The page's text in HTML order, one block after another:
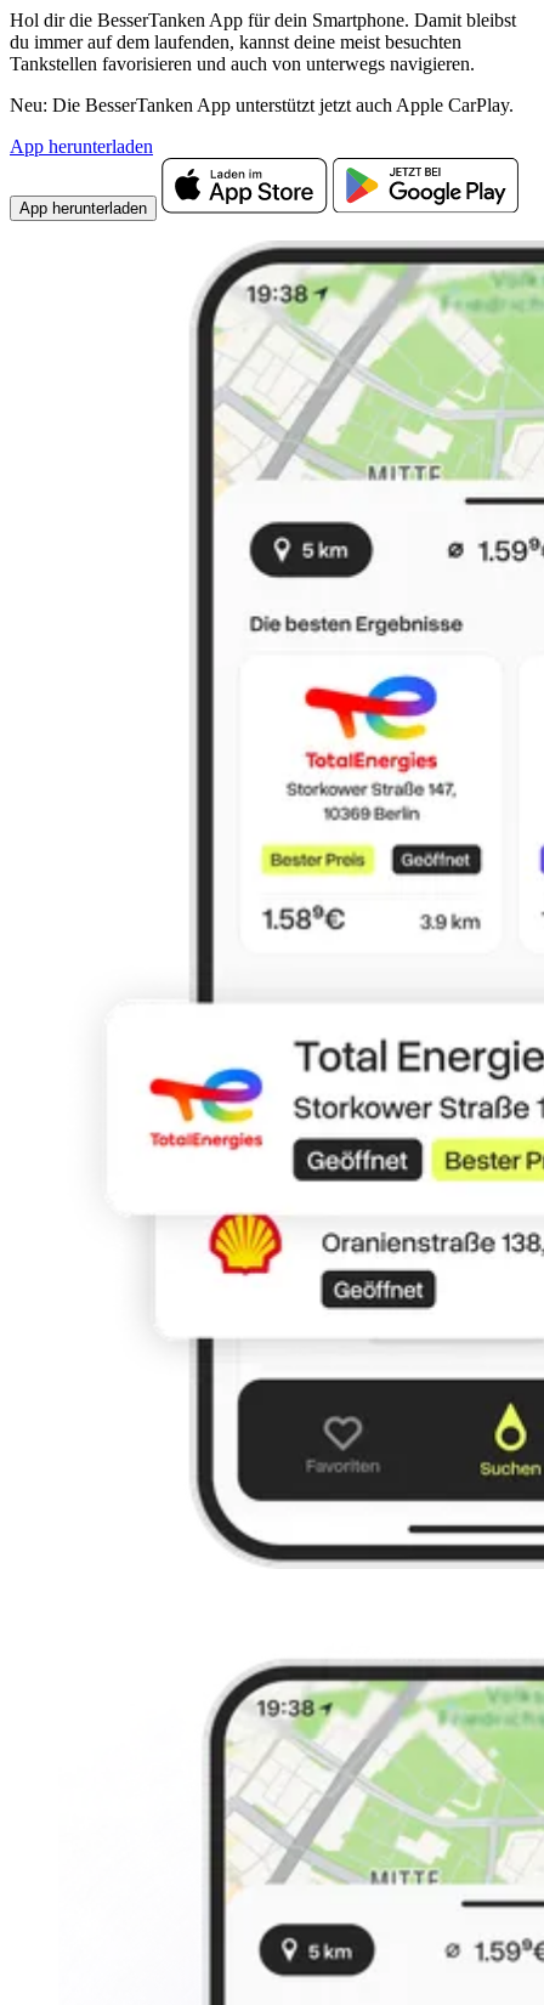
Hol dir die BesserTanken App für dein Smartphone. Damit bleibst
du immer auf dem laufenden, kannst deine meist besuchten
Tankstellen favorisieren und auch von unterwegs navigieren.
Neu: Die BesserTanken App unterstützt jetzt auch Apple CarPlay.
App herunterladen
App herunterladen